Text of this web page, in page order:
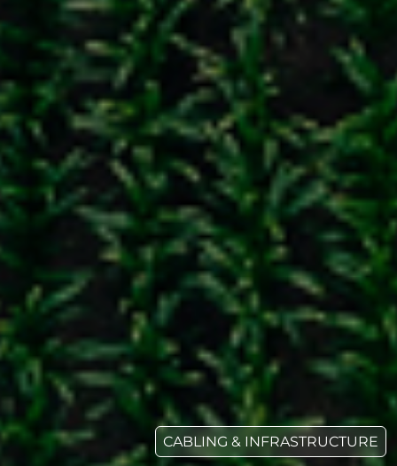
CABLING & INFRASTRUCTURE